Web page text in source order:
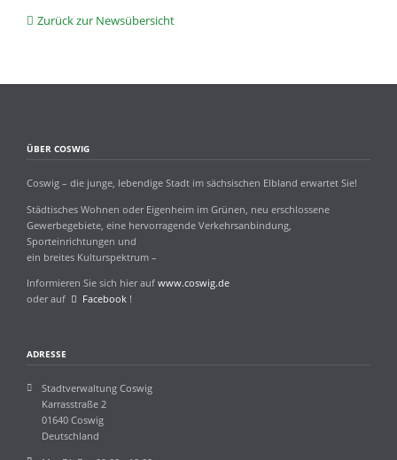
Zurück zur Newsübersicht
ÜBER COSWIG
Coswig – die junge, lebendige Stadt im sächsischen Elbland erwartet Sie!
Städtisches Wohnen oder Eigenheim im Grünen, neu erschlossene
Gewerbegebiete, eine hervorragende Verkehrsanbindung,
Sporteinrichtungen und
ein breites Kulturspektrum –
Informieren Sie sich hier auf www.coswig.de
oder auf
Facebook !
ADRESSE
Stadtverwaltung Coswig
Karrasstraße 2
01640 Coswig
Deutschland